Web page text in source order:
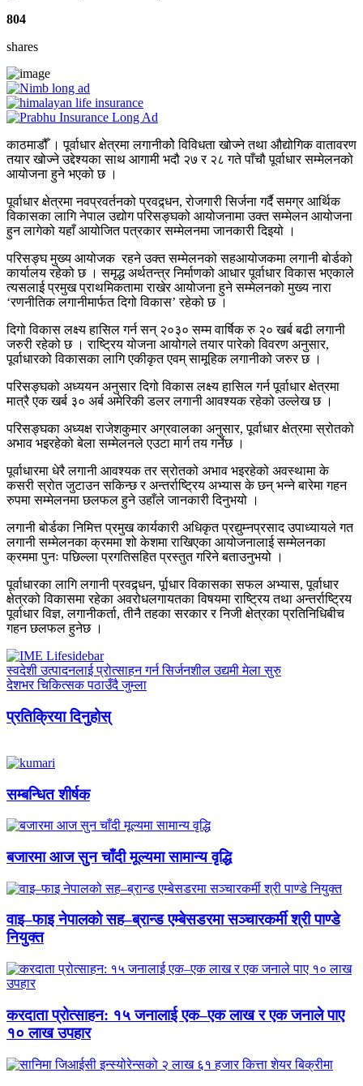
804
shares
काठमाडौँ । पूर्वाधार क्षेत्रमा लगानीकोे विविधता खोज्ने तथा औद्योगिक वातावरण
तयार खोज्ने उद्देश्यका साथ आगामी भदौ २७ र २८ गते पाँचौ पूर्वाधार सम्मेलनको
आयोजना हुने भएको छ ।
पूर्वाधार क्षेत्रमा नवप्रवर्तनको प्रवद्र्धन, रोजगारी सिर्जना गर्दै समग्र आर्थिक
विकासका लागि नेपाल उद्योग परिसङ्घको आयोजनामा उक्त सम्मेलन आयोजना
हुन लागेको यहाँ आयोजित पत्रकार सम्मेलनमा जानकारी दिइयो ।
परिसङ्घ मुख्य आयोजक रहने उक्त सम्मेलनको सहआयोजकमा लगानी बोर्डको
कार्यालय रहेको छ । समृद्ध अर्थतन्त्र निर्माणको आधार पूर्वाधार विकास भएकाले
त्यसलाई प्रमुख प्राथमिकतामा राखेर आयोजना हुने सम्मेलनको मुख्य नारा
‘रणनीतिक लगानीमार्फत दिगो विकास’ रहेको छ ।
दिगो विकास लक्ष्य हासिल गर्न सन् २०३० सम्म वार्षिक रु २० खर्ब बढी लगानी
जरुरी रहेको छ । राष्ट्रिय योजना आयोगले तयार पारेको विवरण अनुसार,
पूर्वाधारको विकासका लागि एकीकृत एवम् सामूहिक लगानीको जरुर छ ।
परिसङ्घको अध्ययन अनुसार दिगो विकास लक्ष्य हासिल गर्न पूर्वाधार क्षेत्रमा
मात्रै एक खर्ब ३० अर्ब अमेरिकी डलर लगानी आवश्यक रहेको उल्लेख छ ।
परिसङ्घका अध्यक्ष राजेशकुमार अग्रवालका अनुसार, पूर्वाधार क्षेत्रमा स्रोतको
अभाव भइरहेको बेला सम्मेलनले एउटा मार्ग तय गर्नेछ ।
पूर्वाधारमा धेरै लगानी आवश्यक तर स्रोतको अभाव भइरहेको अवस्थामा के
कसरी स्रोत जुटाउन सकिन्छ र अन्तर्राष्ट्रिय अभ्यास के छन् भन्ने बारेमा गहन
रुपमा सम्मेलनमा छलफल हुने उहाँले जानकारी दिनुभयो ।
लगानी बोर्डका निमित्त प्रमुख कार्यकारी अधिकृत प्रद्युम्नप्रसाद उपाध्यायले गत
लगानी सम्मेलनका क्रममा शो केशमा राखिएका आयोजनालाई सम्मेलनका
क्रममा पुनः पछिल्ला प्रगतिसहित प्रस्तुत गरिने बताउनुभयो ।
पूर्वाधारका लागि लगानी प्रवद्र्धन, र्पूाधार विकासका सफल अभ्यास, पूर्वाधार
क्षेत्रको विकासमा रहेका अवरोधलगायतका विषयमा राष्ट्रिय तथा अन्तर्राष्ट्रिय
पूर्वाधार विज्ञ, लगानीकर्ता, तीनै तहका सरकार र निजी क्षेत्रका प्रतिनिधिबीच
गहन छलफल हुनेछ ।
स्वदेशी उत्पादनलाई प्रोत्साहन गर्न सिर्जनशील उद्यमी मेला सुरु
देशभर चिकित्सक पठाउँदै जुम्ला
प्रतिक्रिया दिनुहोस्
सम्बन्धित शीर्षक
बजारमा आज सुन चाँदी मूल्यमा सामान्य वृद्धि
वाइ–फाइ नेपालको सह–ब्रान्ड एम्बेसडरमा सञ्चारकर्मी श्री पाण्डे
नियुक्त
करदाता प्रोत्साहन: १५ जनालाई एक–एक लाख र एक जनाले पाए
१० लाख उपहार